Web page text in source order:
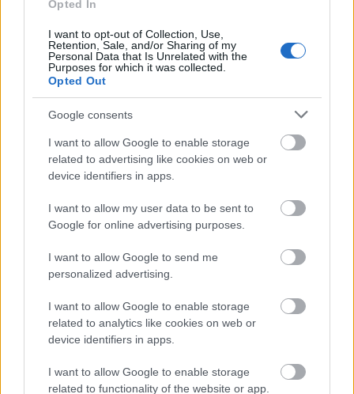
Opted In
I want to opt-out of Collection, Use,
Retention, Sale, and/or Sharing of my
Personal Data that Is Unrelated with the
Purposes for which it was collected.
Opted Out
Google consents
I want to allow Google to enable storage
related to advertising like cookies on web or
device identifiers in apps.
I want to allow my user data to be sent to
Google for online advertising purposes.
I want to allow Google to send me
personalized advertising.
I want to allow Google to enable storage
related to analytics like cookies on web or
device identifiers in apps.
I want to allow Google to enable storage
related to functionality of the website or app.
Ελαστικά & Καλοκαίρι: Πώς να ελέγξετε τα λάστιχα